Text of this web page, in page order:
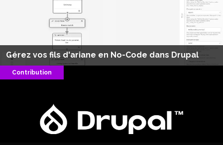
Gérez vos fils d'ariane en No-Code dans Drupal
Contribution